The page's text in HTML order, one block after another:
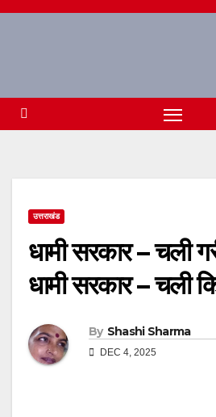
Skip
उत्तराखंड
धामी सरकार – चली
धामी सरकार – चली
By Shashi Sharma
DEC 4, 2025